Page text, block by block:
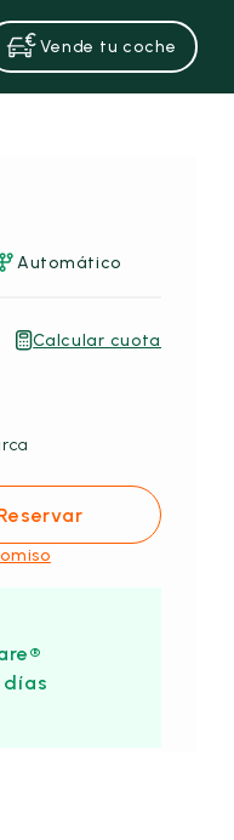
Vende tu coche
Automático
Calcular cuota
días